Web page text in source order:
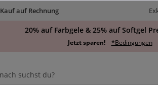
Kauf auf Rechnung
20% auf Farbgele & 25% auf Softgel
Jetzt sparen! *Bedingungen